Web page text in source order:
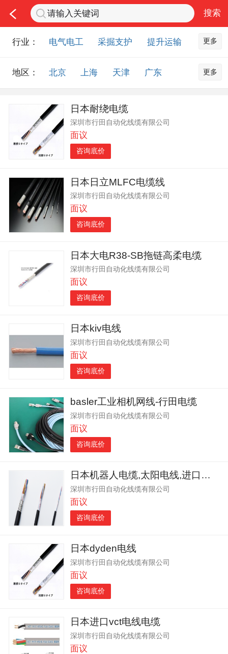
行业： 电气电工 采掘支护
提升运输
排水设备
钻探设备
非金属品
化工化学
安防设备
应急救援
农业机械
交通机械
更多
地区： 北京 上海 天津
广东
山东
内蒙古 黑龙江
辽宁
江苏 浙江
湖北
湖南
安徽
陕西
云南
西藏 甘肃
青海
宁夏
海南 新疆
台湾
香港
澳门
更多
日本耐绕电缆
深圳市行田自动化线缆有限公司
面议
咨询底价
日本日立MLFC电缆线
深圳市行田自动化线缆有限公司
面议
咨询底价
日本大电R38-SB拖链高柔电缆
深圳市行田自动化线缆有限公司
面议
咨询底价
日本kiv电线
深圳市行田自动化线缆有限公司
面议
咨询底价
basler工业相机网线-行田电缆
深圳市行田自动化线缆有限公司
面议
咨询底价
日本机器人电缆,太阳电线,进口高柔电缆
深圳市行田自动化线缆有限公司
面议
咨询底价
日本dyden电线
深圳市行田自动化线缆有限公司
面议
咨询底价
日本进口vct电线电缆
深圳市行田自动化线缆有限公司
面议